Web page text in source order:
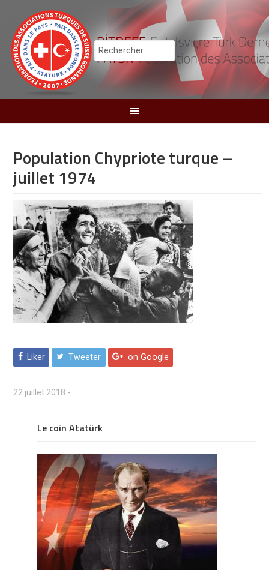
Population Chypriote turque –
juillet 1974
Liker Tweeter on Google
22 juillet 2018 -
Le coin Atatürk